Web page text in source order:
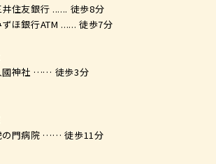
井住友銀行 ...... 徒歩8分
ずほ銀行ATM ...... 徒歩7分
國神社 …… 徒歩3分
の門病院 …… 徒歩11分